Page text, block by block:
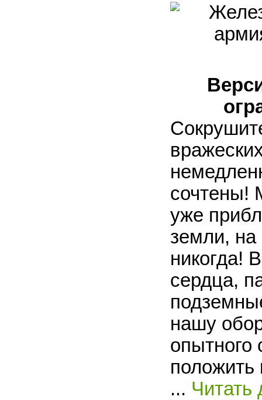
сочтены!
уже
земли, на
никогда!
сердца,
нашу
опытного
положить
... Читать